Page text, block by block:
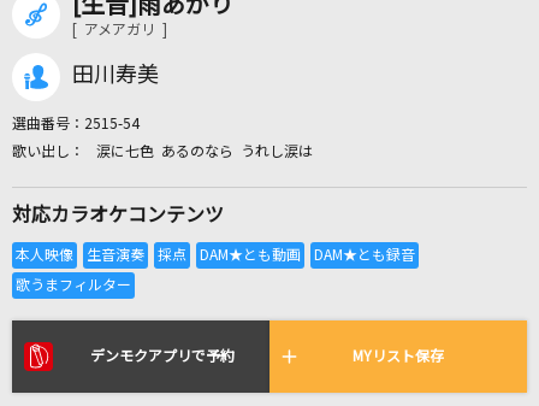
カラオケ検索
全国りれき
リアルタイムで歌われている曲の一覧
愛をこめて花束を
[生音]雨あがり
[ アメアガリ ]
田川寿美
選曲番号： 2515-54
涙に七色 あるのなら うれし涙は
対応カラオケコンテンツ
デンモクアプリで予約 MYリスト保存